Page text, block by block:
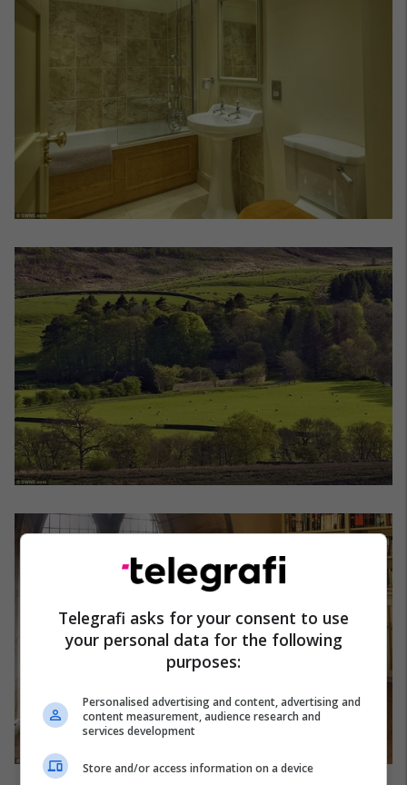
Telegrafi asks for your consent to use
your personal data for the following
purposes:
Personalised advertising and content, advertising and
content measurement, audience research and
services development
Store and/or access information on a device